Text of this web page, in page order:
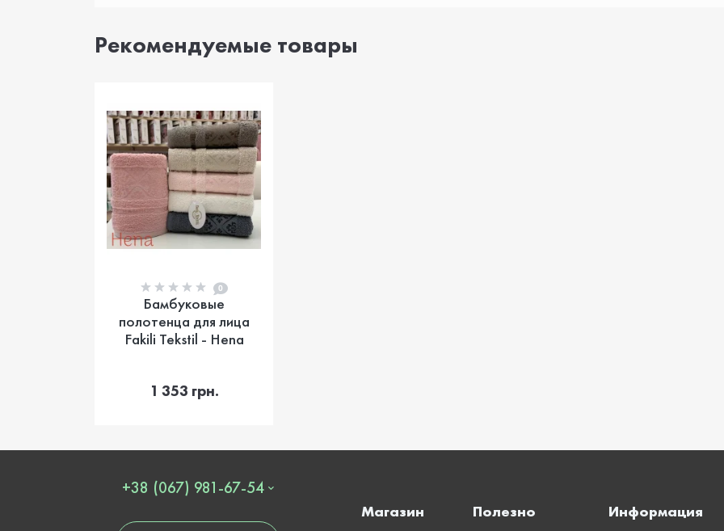
Рекомендуемые товары
0
Бамбуковые
полотенца для лица
Fakili Tekstil - Hena
1 353 грн.
В корзину
+38 (067) 981-67-54
Магазин Полезно Информация